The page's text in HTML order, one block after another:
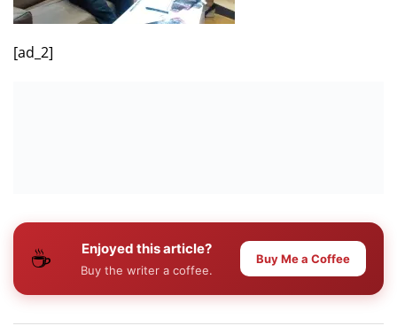
[ad_2]
☕ Enjoyed this article?
Buy the writer a coffee.
Buy Me a Coffee